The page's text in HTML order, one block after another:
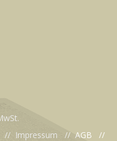
// Impressum // AGB //